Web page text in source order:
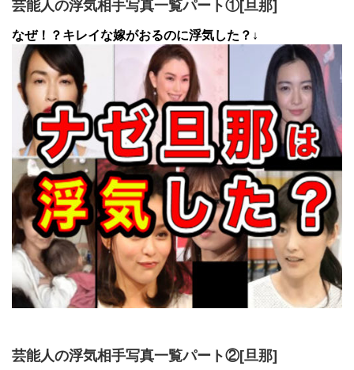
芸能人の浮気相手写真一覧パート①[旦那]
なぜ！？キレイな嫁がおるのに浮気した？↓
芸能人の浮気相手写真一覧パート②[旦那]